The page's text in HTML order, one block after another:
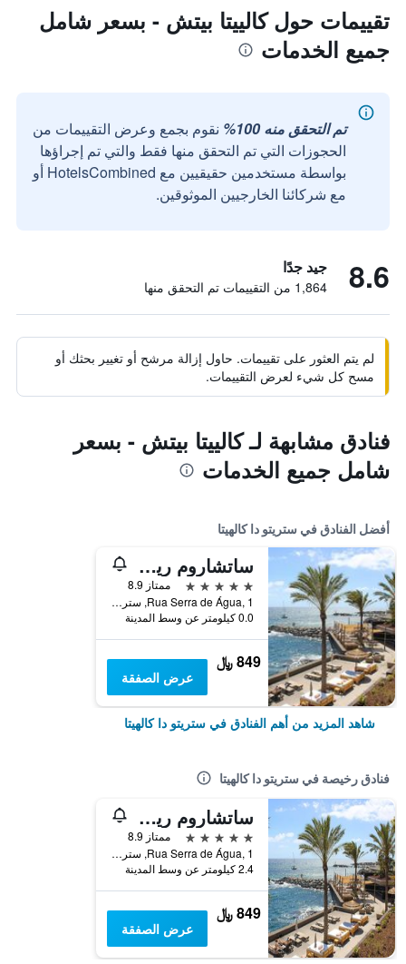
تقييمات حول كالييتا بيتش - بسعر شامل
جميع الخدمات
تم التحقق منه 100%
نقوم بجمع وعرض التقييمات من
الحجوزات التي تم التحقق منها فقط والتي تم إجراؤها
بواسطة مستخدمين حقيقيين مع HotelsCombined أو
مع شركائنا الخارجيين الموثوقين.
8.6 جيد جدًا
1,864 من التقييمات تم التحقق منها
لم يتم العثور على تقييمات. حاول إزالة مرشح أو تغيير بحثك أو
مسح كل شيء لعرض التقييمات.
فنادق مشابهة لـ كالييتا بيتش - بسعر
شامل جميع الخدمات
أفضل الفنادق في ستريتو دا كالهيتا
ساتشاروم ريزورت
5 نجوم
ممتاز 8.9
Rua Serra de Água, 1, ستريتو دا كالهيتا, جزر ماديرا, البرتغال
0.0 كيلومتر عن وسط المدينة
849 ﷼
عرض الصفقة
شاهد المزيد من أهم الفنادق في ستريتو دا كالهيتا
فنادق رخيصة في ستريتو دا كالهيتا
ساتشاروم ريزورت
5 نجوم
ممتاز 8.9
Rua Serra de Água, 1, ستريتو دا كالهيتا, جزر ماديرا, البرتغال
2.4 كيلومتر عن وسط المدينة
849 ﷼
عرض الصفقة